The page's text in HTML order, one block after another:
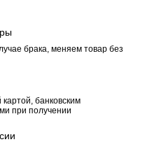
брака, меняем товар без
банковским
при получении